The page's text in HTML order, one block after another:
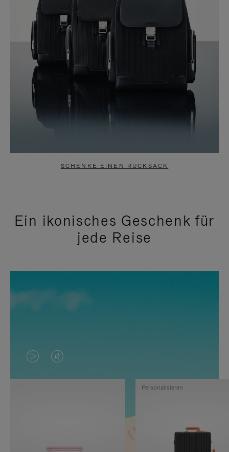
SCHENKE EINEN RUCKSACK
Ein ikonisches Geschenk für
jede Reise
DAS
VIDEO
VIDEO
IST
Personalisieren